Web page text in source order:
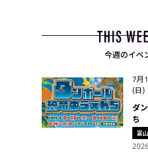
今週のイベ
富
7月
(日)
ダ
ち